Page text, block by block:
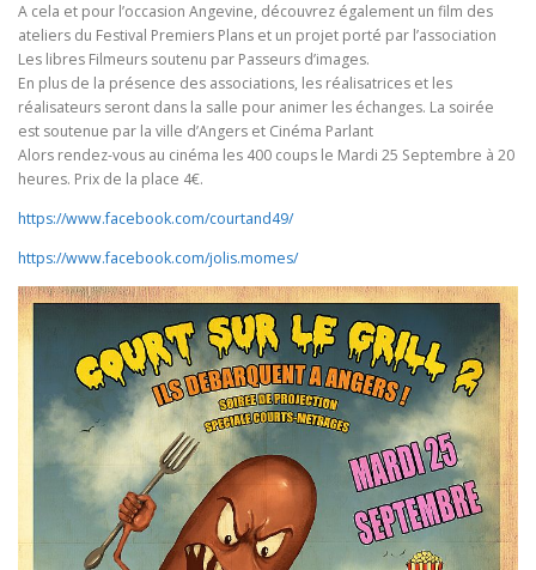
A cela et pour l’occasion Angevine, découvrez également un film des
ateliers du Festival Premiers Plans et un projet porté par l’association
Les libres Filmeurs soutenu par Passeurs d’images.
En plus de la présence des associations, les réalisatrices et les
réalisateurs seront dans la salle pour animer les échanges. La soirée
est soutenue par la ville d’Angers et Cinéma Parlant
Alors rendez-vous au cinéma les 400 coups le Mardi 25 Septembre à 20
heures. Prix de la place 4€.
https://www.facebook.com/courtand49/
https://www.facebook.com/jolis.momes/